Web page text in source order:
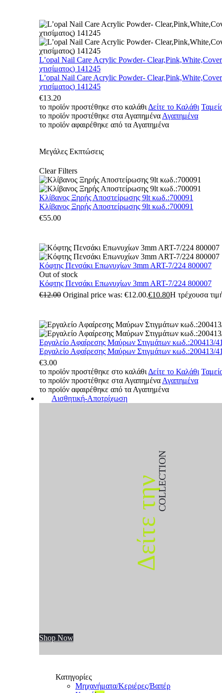
L’opal Nail Care Acrylic Powder-
χτισίματος) 141245
L’opal Nail Care Acrylic Powder-
χτισίματος) 141245
€13.20
το προϊόν προστέθηκε στο καλάθι Δείτε το Καλάθι
το προϊόν προστέθηκε στα Αγαπημένα Αγαπημένα
το προϊόν αφαιρέθηκε από τα Αγαπημένα
Μεγάλες Εκπτώσεις
Clear Filters
Κλίβανος Ξηρής Αποστείρωσης 9lt κωδ.:700091
Κλίβανος Ξηρής Αποστείρωσης 9lt κωδ.:700091
€55.00
Κόφτης Πενσάκι Επωνυχίων 3mm ART-7/224 800007
Out of stock
Κόφτης Πενσάκι Επωνυχίων 3mm ART-7/224 800007
€12.00 Original price was: €12.00.€10.80Η τρέχουσα
Εργαλείο Αφαίρεσης Μαύρων Στιγμάτων κωδ.:200413/
Εργαλείο Αφαίρεσης Μαύρων Στιγμάτων κωδ.:200413/
€3.00
το προϊόν προστέθηκε στο καλάθι Δείτε το Καλάθι
το προϊόν προστέθηκε στα Αγαπημένα Αγαπημένα
το προϊόν αφαιρέθηκε από τα Αγαπημένα
Αισθητική-Αποτρίχωση
Δείτε τηνCOLLECTION
Shop Now
Κατηγορίες
Μηχανήματα/Κεριέρες/Βαπέρ